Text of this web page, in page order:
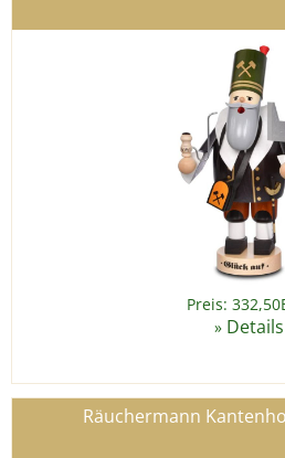
Preis:
» Details
Räuchermann